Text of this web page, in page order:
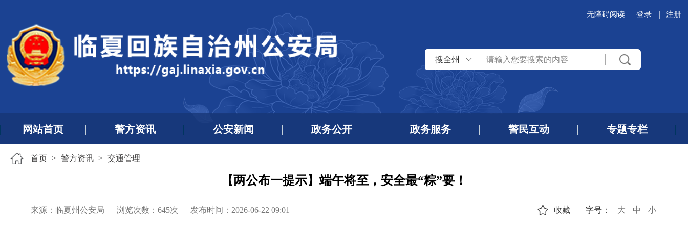
无障碍阅读 登录 注册
搜全州
网站首页 警方资讯 公安新闻 政务公开 政务服务 警民互动 专题专栏
首页 > 警方资讯 > 交通管理
【两公布一提示】端午将至，安全最“粽”要！
来源：临夏州公安局 浏览次数： 645次 发布时间：2026-06-22 09:01 字号： 大 中 小
收藏